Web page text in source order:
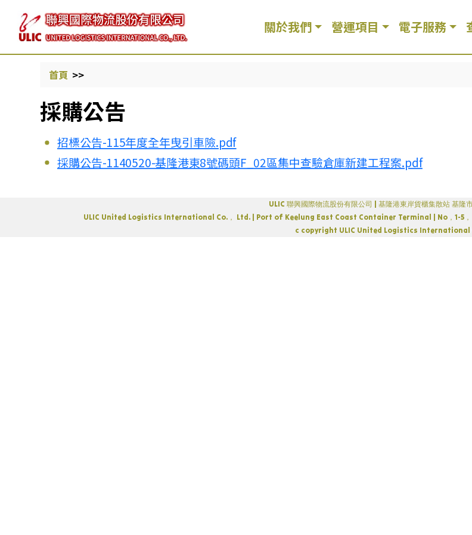
關於我們 營運項目 電子服務
首頁
採購公告
招標公告-115年度全年曳引車險.pdf
採購公告-1140520-基隆港東8號碼頭F_02區集中查驗倉庫新建工程案.pdf
ULIC 聯興國際物流股份有限公司 | 基隆港東岸貨櫃集散站 基隆
ULIC United Logistics International Co.， Ltd. | Port of Keelung East Coast Container Terminal | No，1-5
c copyright ULIC United Logistics International